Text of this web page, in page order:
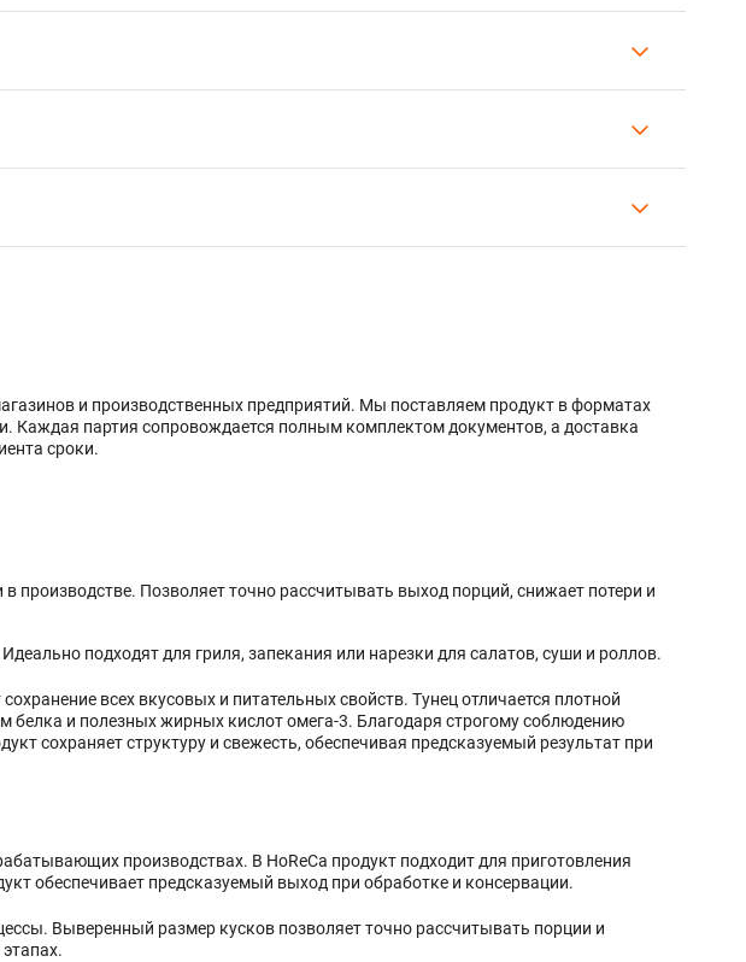
и производственных предприятий. Мы поставляем продукт в форматах
Каждая партия сопровождается полным комплектом документов, а доставка
сроки.
производстве. Позволяет точно рассчитывать выход порций, снижает потери и
подходят для гриля, запекания или нарезки для салатов, суши и роллов.
всех вкусовых и питательных свойств. Тунец отличается плотной
и полезных жирных кислот омега‑3. Благодаря строгому соблюдению
сохраняет структуру и свежесть, обеспечивая предсказуемый результат при
производствах. В HoReCa продукт подходит для приготовления
обеспечивает предсказуемый выход при обработке и консервации.
Выверенный размер кусков позволяет точно рассчитывать порции и